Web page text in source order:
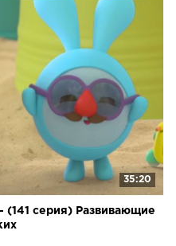
35:20
серия) Развивающие